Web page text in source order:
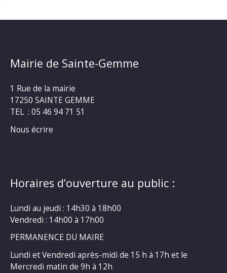
Mairie de Sainte-Gemme
1 Rue de la mairie
17250 SAINTE GEMME
TEL : 05 46 94 71 51
Nous écrire
Horaires d’ouverture au public :
Lundi au jeudi : 14h30 à 18h00
Vendredi : 14h00 à 17h00
PERMANENCE DU MAIRE
Lundi et Vendredi après-midi de 15 h à 17h et le
Mercredi matin de 9h à 12h